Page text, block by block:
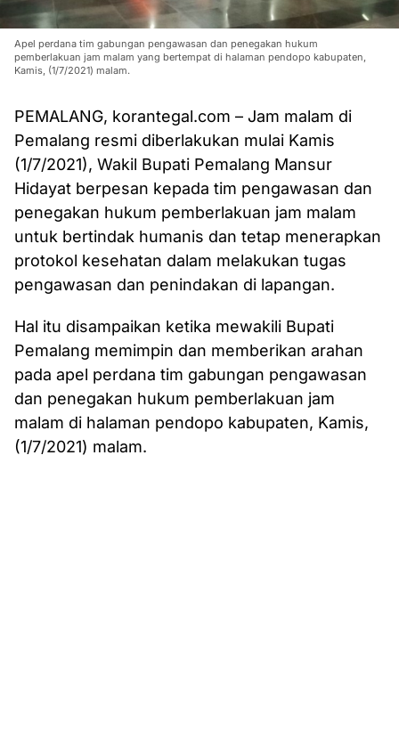
Apel perdana tim gabungan pengawasan dan penegakan hukum
pemberlakuan jam malam yang bertempat di halaman pendopo kabupaten,
Kamis, (1/7/2021) malam.
PEMALANG, korantegal.com – Jam malam di
Pemalang resmi diberlakukan mulai Kamis
(1/7/2021), Wakil Bupati Pemalang Mansur
Hidayat berpesan kepada tim pengawasan dan
penegakan hukum pemberlakuan jam malam
untuk bertindak humanis dan tetap menerapkan
protokol kesehatan dalam melakukan tugas
pengawasan dan penindakan di lapangan.
Hal itu disampaikan ketika mewakili Bupati
Pemalang memimpin dan memberikan arahan
pada apel perdana tim gabungan pengawasan
dan penegakan hukum pemberlakuan jam
malam di halaman pendopo kabupaten, Kamis,
(1/7/2021) malam.